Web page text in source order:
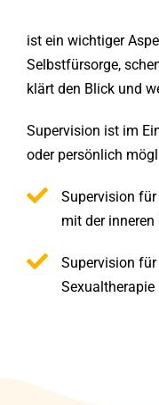
ist ein wichtiger
Selbstfürsorge,
klärt den Blick und
Supervision ist im
oder persönlich
Supervision
mit der inneren
Supervision
Sexualtherapie